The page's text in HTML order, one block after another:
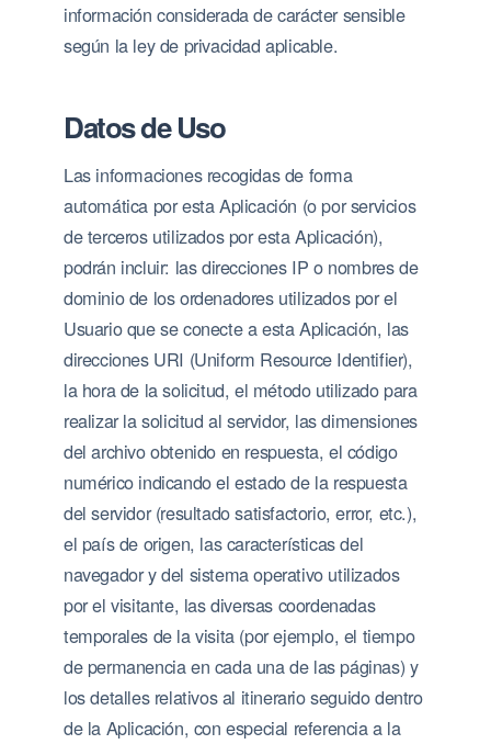
información considerada de carácter sensible
según la ley de privacidad aplicable.
Datos de Uso
Las informaciones recogidas de forma
automática por esta Aplicación (o por servicios
de terceros utilizados por esta Aplicación),
podrán incluir: las direcciones IP o nombres de
dominio de los ordenadores utilizados por el
Usuario que se conecte a esta Aplicación, las
direcciones URI (Uniform Resource Identifier),
la hora de la solicitud, el método utilizado para
realizar la solicitud al servidor, las dimensiones
del archivo obtenido en respuesta, el código
numérico indicando el estado de la respuesta
del servidor (resultado satisfactorio, error, etc.),
el país de origen, las características del
navegador y del sistema operativo utilizados
por el visitante, las diversas coordenadas
temporales de la visita (por ejemplo, el tiempo
de permanencia en cada una de las páginas) y
los detalles relativos al itinerario seguido dentro
de la Aplicación, con especial referencia a la